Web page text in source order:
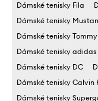
Dámské tenisky Fila
Dámské tenisky
Dámské tenisky
Dámské tenisky
Dámské tenisky DC
Dámské tenisky Calvin
Dámské tenisky